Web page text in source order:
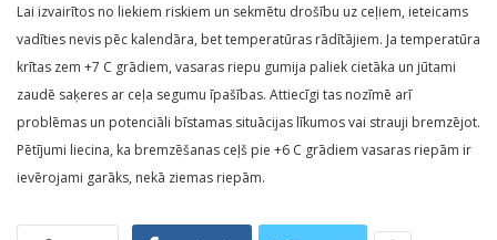
Lai izvairītos no liekiem riskiem un sekmētu drošību uz ceļiem, ieteicams
vadīties nevis pēc kalendāra, bet temperatūras rādītājiem. Ja temperatūra
krītas zem +7 C grādiem, vasaras riepu gumija paliek cietāka un jūtami
zaudē saķeres ar ceļa segumu īpašības. Attiecīgi tas nozīmē arī
problēmas un potenciāli bīstamas situācijas līkumos vai strauji bremzējot.
Pētījumi liecina, ka bremzēšanas ceļš pie +6 C grādiem vasaras riepām ir
ievērojami garāks, nekā ziemas riepām.